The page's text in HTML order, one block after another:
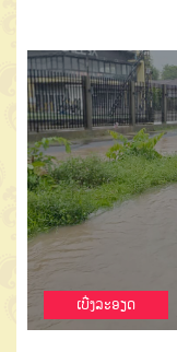
ເບີ່ງລະອຽດ